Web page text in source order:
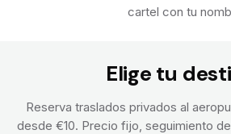
cartel con tu
Elige tu
Reserva traslados privados al
desde €10. Precio fijo, seguimiento